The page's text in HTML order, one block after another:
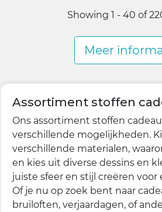
Showing 1 - 40 of
Meer
Assortiment stoffen
Ons assortiment stoffen
verschillende mogelijkheden.
verschillende materialen,
en kies uit diverse dessins en
juiste sfeer en stijl creëren
Of je nu op zoek bent naar
bruiloften, verjaardagen, of